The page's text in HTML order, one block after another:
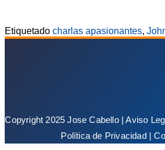
Etiquetado charlas apasionantes,
Copyright 2025 Jose Cabello |Aviso
Política de Privacidad|